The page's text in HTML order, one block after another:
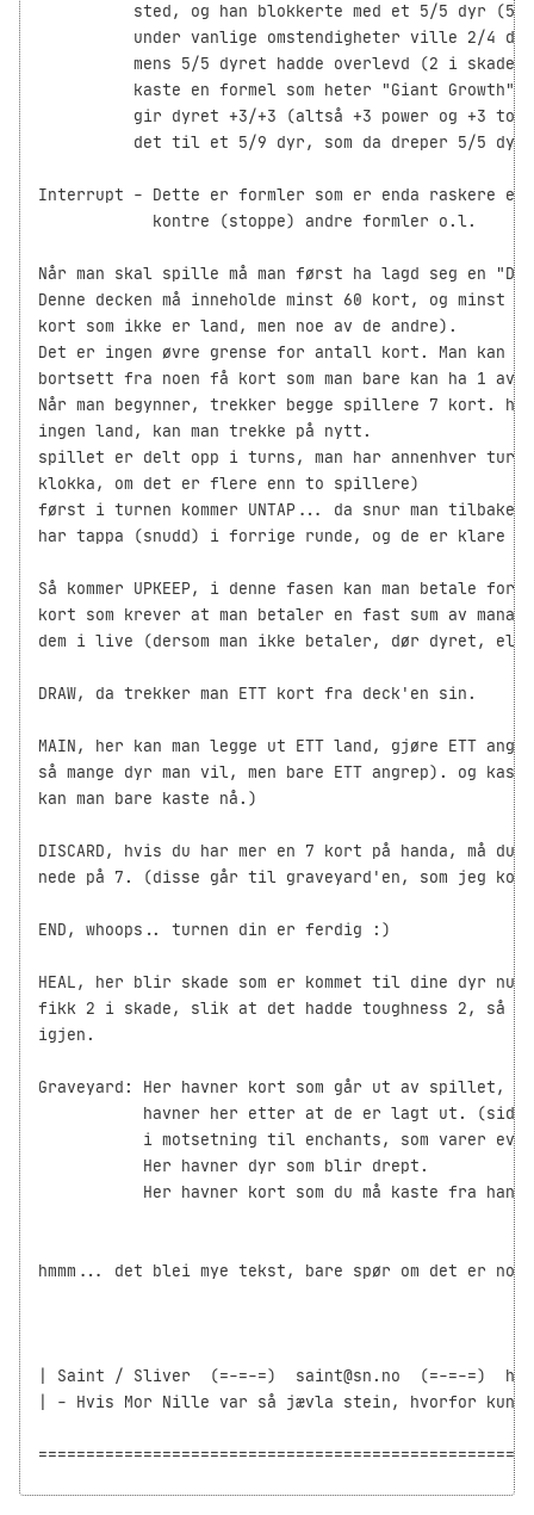
sted, og han blokkerte med et 5/5 dyr (5-
under vanlige omstendigheter ville 2/4
mens 5/5 dyret hadde overlevd (2 i
kaste en formel som heter "Giant Growth"
gir dyret +3/+3 (altså +3 power og +3
det til et 5/9 dyr, som da dreper 5/5
Interrupt - Dette er formler som er enda raskere
            kontre (stoppe) andre formler o.l.
Når man skal spille må man først ha lagd seg en
Denne decken må inneholde minst 60 kort, og minst
kort som ikke er land, men noe av de andre).
Det er ingen øvre grense for antall kort. Man kan
bortsett fra noen få kort som man bare kan ha 1 av.
Når man begynner, trekker begge spillere 7 kort.
ingen land, kan man trekke på nytt.
spillet er delt opp i turns, man har annenhver turn
klokka, om det er flere enn to spillere)
først i turnen kommer UNTAP... da snur man tilbake
har tappa (snudd) i forrige runde, og de er
Så kommer UPKEEP, i denne fasen kan man betale
kort som krever at man betaler en fast sum av
dem i live (dersom man ikke betaler, dør dyret,
DRAW, da trekker man ETT kort fra deck'en sin.
MAIN, her kan man legge ut ETT land, gjøre ETT
så mange dyr man vil, men bare ETT angrep). og
kan man bare kaste nå.)
DISCARD, hvis du har mer en 7 kort på handa, må
nede på 7. (disse går til graveyard'en, som jeg
END, whoops.. turnen din er ferdig :)
HEAL, her blir skade som er kommet til dine dyr
fikk 2 i skade, slik at det hadde toughness 2, så
igjen.
Graveyard: Her havner kort som går ut av spillet,
havner her etter at de er lagt ut.
i motsetning til enchants, som varer
           Her havner dyr som blir drept.
Her havner kort som du må kaste fra
hmmm... det blei mye tekst, bare spør om det er
| Saint / Sliver  (=-=-=)  saint@sn.no  (=-=-=)
| - Hvis Mor Nille var så jævla stein, hvorfor